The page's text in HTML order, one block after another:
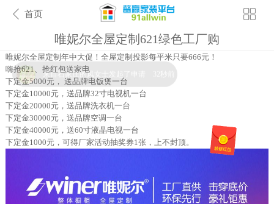
来自石家庄的凤女士发起了申请 32秒前
首页
唯妮尔全屋定制621绿色工厂购
唯妮尔全屋定制年中大促！全屋定制投影每平米只要666元！
嗨抢621、抢红包送家电
下定金5000元， 送品牌电饭煲一台
下定金10000元，送品牌32寸电视机一台
下定金20000元，送品牌洗衣机一台
下定金30000元，送品牌空调一台
下定金40000元，送60寸液晶电视一台
下定金1000元，可得厂家活动抽奖券1张，上不封顶。